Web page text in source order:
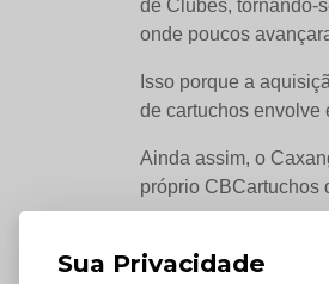
Sua Privacidade
de Clubes, tornando-
onde poucos
Isso porque a
de cartuchos envolve
Ainda assim, o
próprio CBCartuchos
O resultado abre